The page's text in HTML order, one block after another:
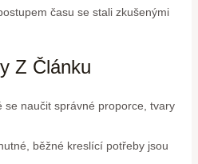
času se stali zkušenými
Z Článku
se naučit správné proporce, tvary
běžné kreslící potřeby jsou